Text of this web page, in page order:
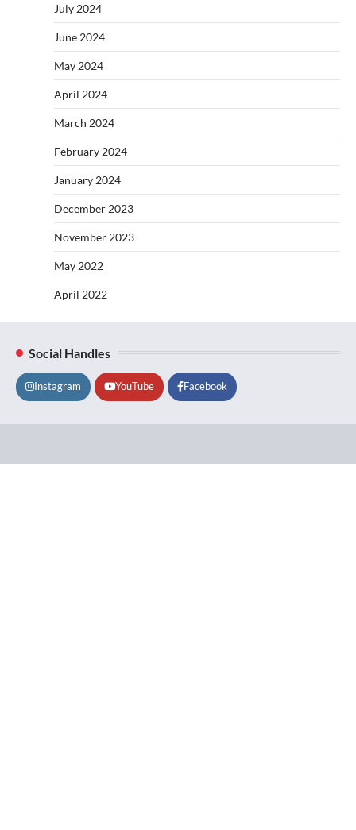
July 2024
June 2024
May 2024
April 2024
March 2024
February 2024
January 2024
December 2023
November 2023
May 2022
April 2022
Social Handles
Instagram YouTube Facebook